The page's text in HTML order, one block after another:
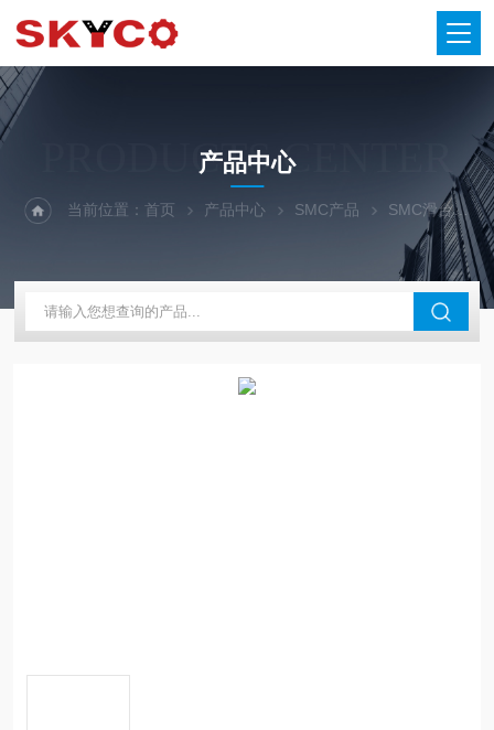
PRODUCTS CENTER
产品中心
当前位置：首页 产品中心 SMC产品 SMC滑台